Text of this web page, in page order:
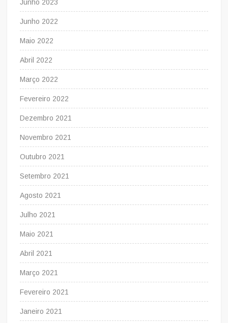
Junho 2023
Junho 2022
Maio 2022
Abril 2022
Março 2022
Fevereiro 2022
Dezembro 2021
Novembro 2021
Outubro 2021
Setembro 2021
Agosto 2021
Julho 2021
Maio 2021
Abril 2021
Março 2021
Fevereiro 2021
Janeiro 2021